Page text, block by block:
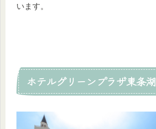
います。
ホテルグリーンプラザ東条湖